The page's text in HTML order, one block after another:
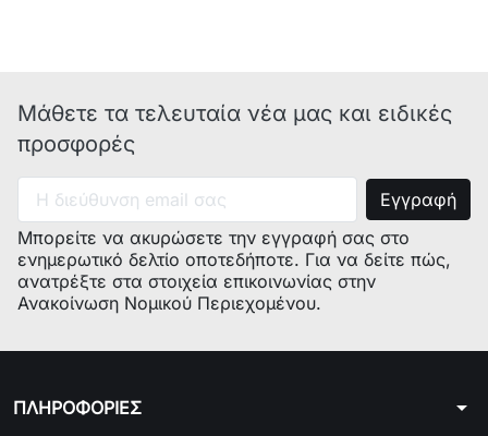
Μοντέλο:
Κωδικός
Μάθετε τα τελευταία νέα μας και ειδικές
προσφορές
Μπορείτε να ακυρώσετε την εγγραφή σας στο
ενημερωτικό δελτίο οποτεδήποτε. Για να δείτε πώς,
ανατρέξτε στα στοιχεία επικοινωνίας στην
Ανακοίνωση Νομικού Περιεχομένου.
ΠΛΗΡΟΦΟΡΙΕΣ arrow_drop_down